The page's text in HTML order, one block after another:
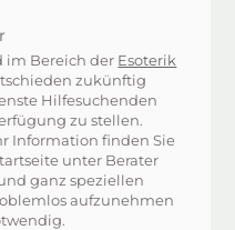
im Bereich der Esoterik
zukünftig
Hilfesuchenden
zu stellen.
Information finden Sie
unter Berater
ganz speziellen
aufzunehmen